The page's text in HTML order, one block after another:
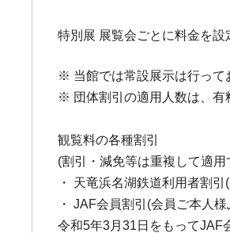
特別展 展覧会ごとに料金を設
※ 当館では常設展示は行って
※ 団体割引の適用人数は、有
観覧料の各種割引
(割引・減免等は重複して適用
・ 天竜浜名湖鉄道利用者割
・ JAF会員割引(会員ご本人
令和5年3月31日をもってJAF